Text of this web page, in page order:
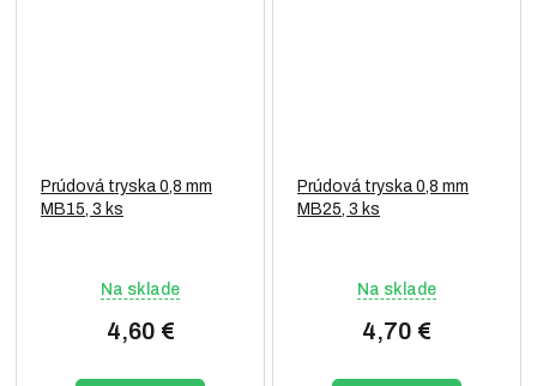
Prúdová tryska 0,8 mm
MB15, 3 ks
Na sklade
4,60 €
Prúdová tryska 0,8 mm
MB25, 3 ks
Na sklade
4,70 €